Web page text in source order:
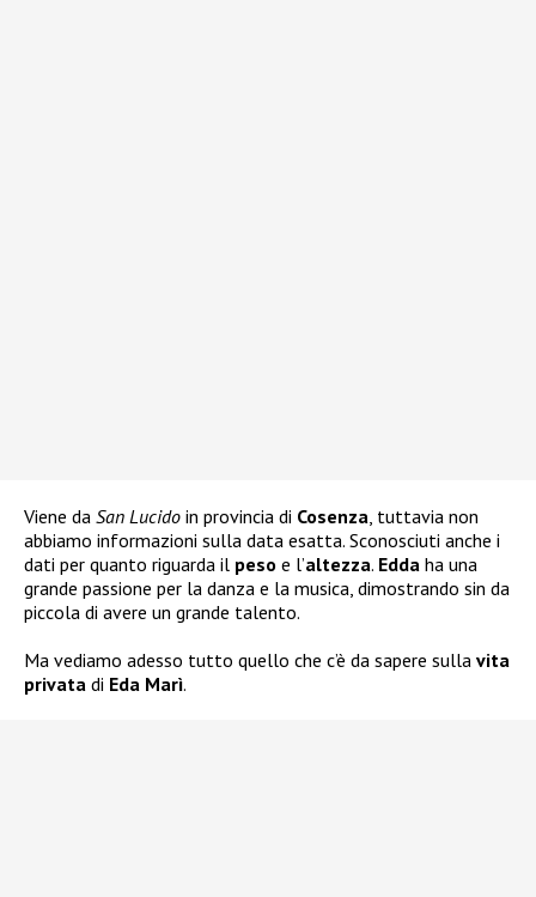
Viene da San Lucido in provincia di Cosenza , tuttavia non
abbiamo informazioni sulla data esatta. Sconosciuti anche i
dati per quanto riguarda il peso e l’altezza. Edda ha una
grande passione per la danza e la musica, dimostrando sin da
piccola di avere un grande talento.
Ma vediamo adesso tutto quello che c’è da sapere sulla vita
privata di Eda Marì.